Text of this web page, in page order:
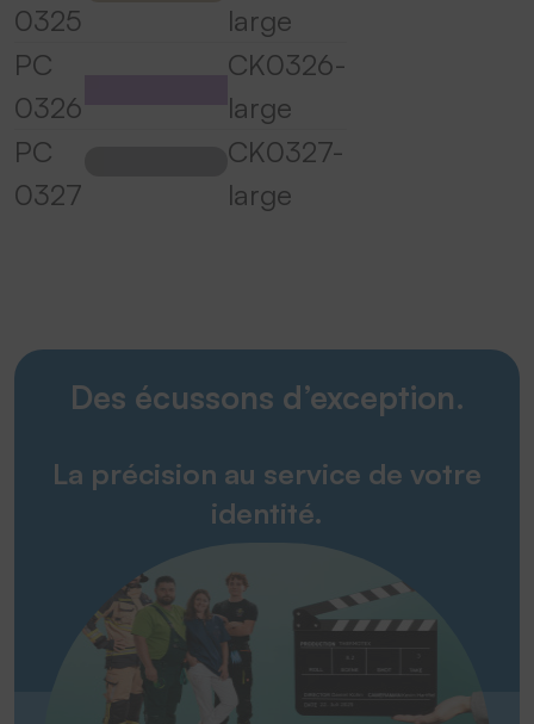
0325
large
PC
0326
CK0326-
large
PC
0327
CK0327-
large
Des écussons d’exception.
La précision au service de votre
identité.